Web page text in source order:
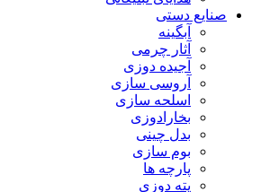
صنایع دستی
آبگینه
آثار چرمی
آجیده دوزی
آروسی سازی
اسلحه سازی
بخارادوزی
بدل چینی
بوم سازی
پارچه ها
پته دوزی